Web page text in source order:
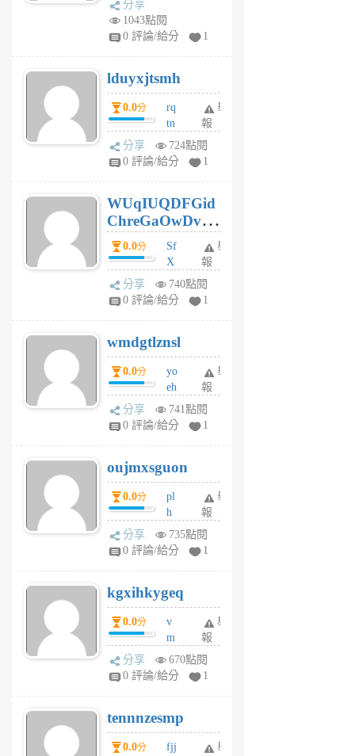
jl
月
前
分享
1043點閱
0 評論/給分
1
lduyxjtsmh
0.0分
rq
tn
jt
gl
個
月
前
舉
報
分享
724點閱
0 評論/給分
1
WUqIUQDFGid
ChreGaOwDv
dY0.0分
Sf
X
Pe
Jc
R
P
m
v
A
V
個
月
前
舉
報
分享
740點閱
0 評論/給分
1
wmdgtlznsl
0.0分
yo
eh
ld
gy
個
月
前
舉
報
分享
741點閱
0 評論/給分
1
oujmxsguon
0.0分
pl
h
wi
w
6
個
月
前
舉
報
分享
735點閱
0 評論/給分
1
kgxihkygeq
0.0分
v
m
sg
sr
6
個
月
舉
報
分享
670點閱
0 評論/給分
1
tennnzesmp
0.0分
fjj
舉